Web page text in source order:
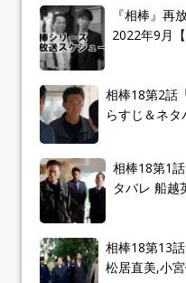
『相棒』再
2022年9月
相棒18第2話
らすじ＆ネ
相棒18第1
タバレ 船越
相棒18第13
松居直美,小